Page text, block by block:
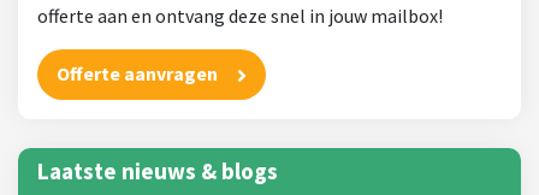
offerte aan en ontvang deze snel in jouw mailbox!
Offerte aanvragen
Laatste nieuws & blogs